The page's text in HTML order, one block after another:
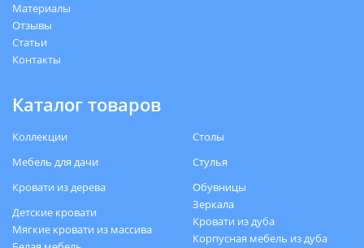
Материалы
Отзывы
Статьи
Контакты
Каталог товаров
Коллекции
Мебель для дачи
Кровати из дерева
Детские кровати
Мягкие кровати из массива
Столы
Стулья
Обувницы
Зеркала
Кровати из дуба
Корпусная мебель из дуба